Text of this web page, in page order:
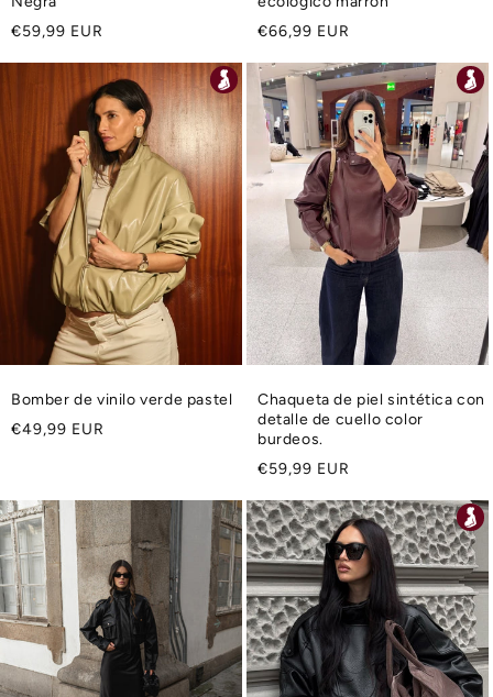
Precio
€59,99 EUR
Precio
€66,99 EUR
Bomber de vinilo verde pastel
Precio
€49,99 EUR
Chaqueta de piel sintética con
detalle de cuello color
burdeos.
Precio
€59,99 EUR